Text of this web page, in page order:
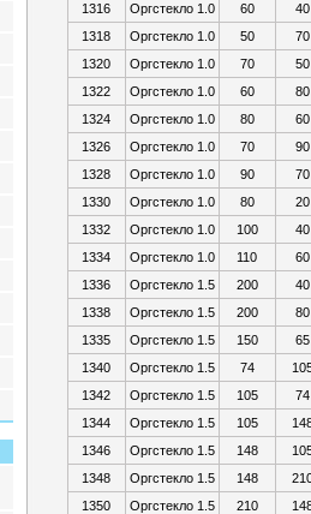
1316
Оргстекло 1.0 60
40
1318
Оргстекло 1.0 50
70
1320
Оргстекло 1.0 70
50
1322
Оргстекло 1.0 60
80
1324
Оргстекло 1.0 80
60
1326
Оргстекло 1.0 70
90
1328
Оргстекло 1.0 90
70
1330
Оргстекло 1.0 80
20
1332
Оргстекло 1.0 100
40
1334
Оргстекло 1.0 110
60
1336
Оргстекло 1.5 200
40
1338
Оргстекло 1.5 200
80
1335
Оргстекло 1.5 150
65
1340
Оргстекло 1.5 74
1342
Оргстекло 1.5 105
74
1344
Оргстекло 1.5 105
1346
Оргстекло 1.5 148
1348
Оргстекло 1.5 148
1350
Оргстекло 1.5 210